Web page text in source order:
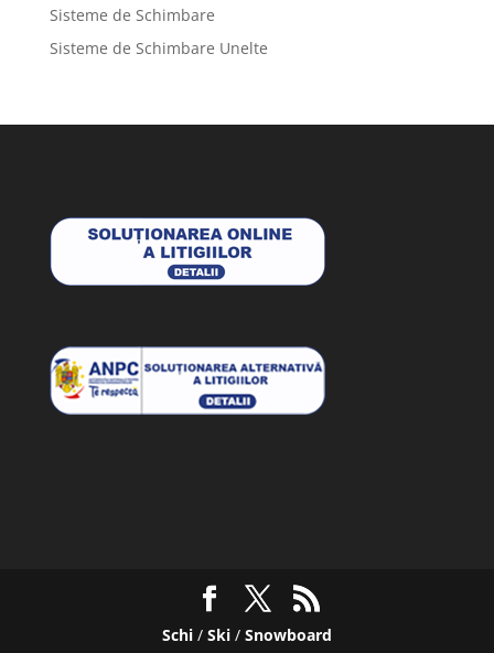
Sisteme de Schimbare
Sisteme de Schimbare Unelte
Schi/ Ski/ Snowboard